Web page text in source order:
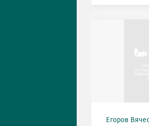
Егоров